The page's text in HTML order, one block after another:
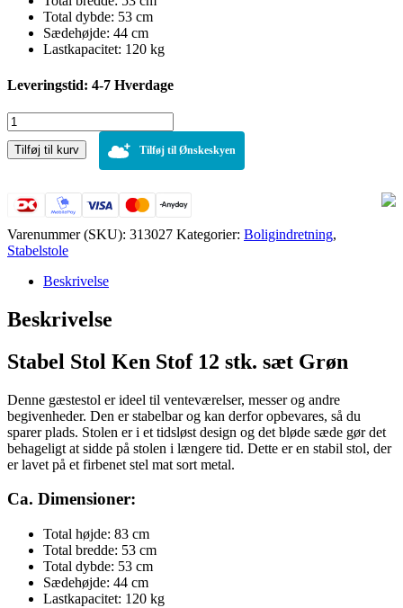
Total dybde: 53 cm
Sædehøjde: 44 cm
Lastkapacitet: 120 kg
Leveringstid: 4-7 Hverdage
Stabel
stol
Ken
stk.
sæt
Grøn
antal
Tilføj til kurv Tilføj til Ønskeskyen
Varenummer (SKU): 313027 Kategorier: Boligindretning,
Stabelstole
Beskrivelse
Beskrivelse
Stabel Stol Ken Stof 12 stk. sæt Grøn
Denne gæstestol er ideel til venteværelser, messer og andre
begivenheder. Den er stabelbar og kan derfor opbevares, så du
sparer plads. Stolen er i et tidsløst design og det bløde sæde gør det
behageligt at sidde på stolen i længere tid. Dette er en stabil stol, der
er lavet på et firbenet stel mat sort metal.
Ca. Dimensioner:
Total højde: 83 cm
Total bredde: 53 cm
Total dybde: 53 cm
Sædehøjde: 44 cm
Lastkapacitet: 120 kg